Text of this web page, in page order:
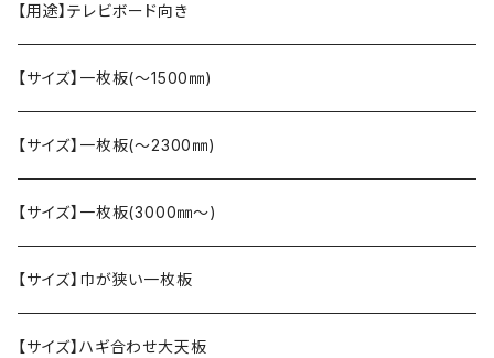
【用途】テレビボード向き
【サイズ】一枚板(〜1500㎜)
【サイズ】一枚板(〜2300㎜)
【サイズ】一枚板(3000㎜〜)
【サイズ】巾が狭い一枚板
【サイズ】ハギ合わせ大天板